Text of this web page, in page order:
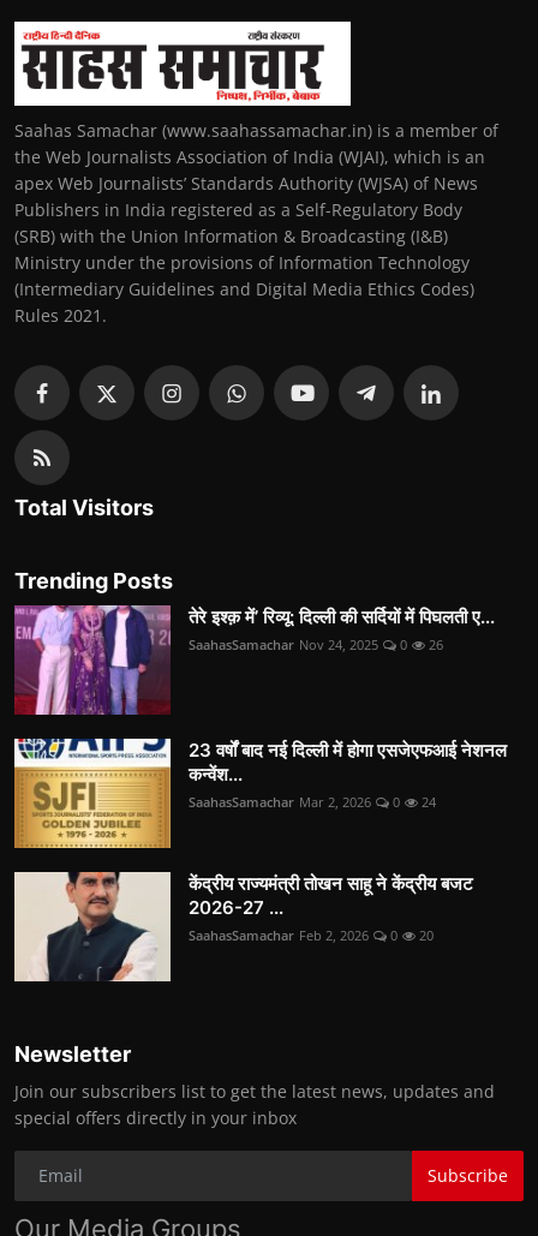
Saahas Samachar (www.saahassamachar.in) is a member of
the Web Journalists Association of India (WJAI), which is an
apex Web Journalists’ Standards Authority (WJSA) of News
Publishers in India registered as a Self-Regulatory Body
(SRB) with the Union Information & Broadcasting (I&B)
Ministry under the provisions of Information Technology
(Intermediary Guidelines and Digital Media Ethics Codes)
Rules 2021.
Total Visitors
Trending Posts
तेरे इश्क़ में’ रिव्यू: दिल्ली की सर्दियों में पिघलती ए...
SaahasSamachar Nov 24, 2025 0 26
23 वर्षों बाद नई दिल्ली में होगा एसजेएफआई नेशनल
कन्वेंश...
SaahasSamachar Mar 2, 2026 0 24
केंद्रीय राज्यमंत्री तोखन साहू ने केंद्रीय बजट
2026-27 ...
SaahasSamachar Feb 2, 2026 0 20
Newsletter
Join our subscribers list to get the latest news, updates and
special offers directly in your inbox
Subscribe
Our Media Groups